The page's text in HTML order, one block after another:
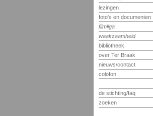
lezingen
foto's en documenten
filmliga
waakzaamheid
bibliotheek
over Ter Braak
nieuws/contact
colofon
de stichting/faq
zoeken